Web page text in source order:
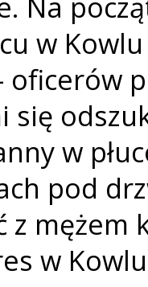
w
oficerów
się
w
pod
z mężem
w